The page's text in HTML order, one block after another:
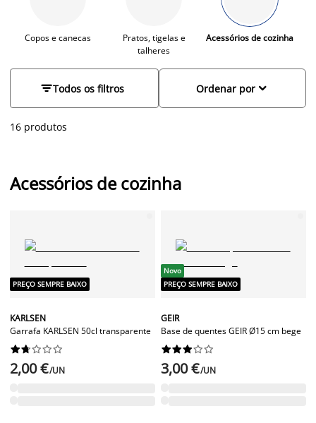
térmicas. Pode expressar o seu estilo de vida pessoal, através
Copos e canecas
Pratos, tigelas e
talheres
Acessórios de cozinha
Todos os filtros 
Ordenar por
16 produtos
Acessórios de cozinha
PREÇO SEMPRE BAIXO
KARLSEN
Garrafa KARLSEN 50cl transparente






2,00 €/UN
Novo
PREÇO SEMPRE BAIXO
GEIR
Base de quentes GEIR Ø15 cm bege






3,00 €/UN